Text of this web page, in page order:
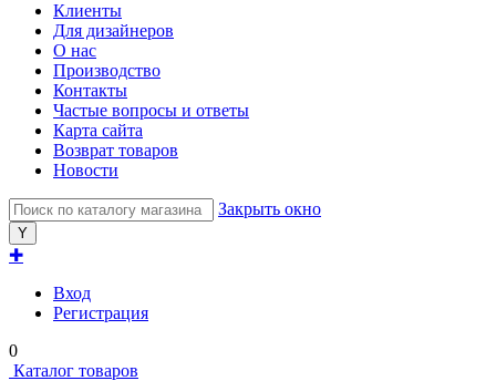
Клиенты
Для дизайнеров
О нас
Производство
Контакты
Частые вопросы и ответы
Карта сайта
Возврат товаров
Новости
Закрыть окно
✚
Вход
Регистрация
0
Каталог товаров